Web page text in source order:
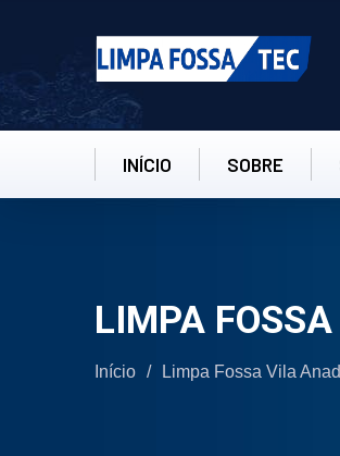
INÍCIO SOBRE
LIMPA
Início / Limpa Fossa Vila